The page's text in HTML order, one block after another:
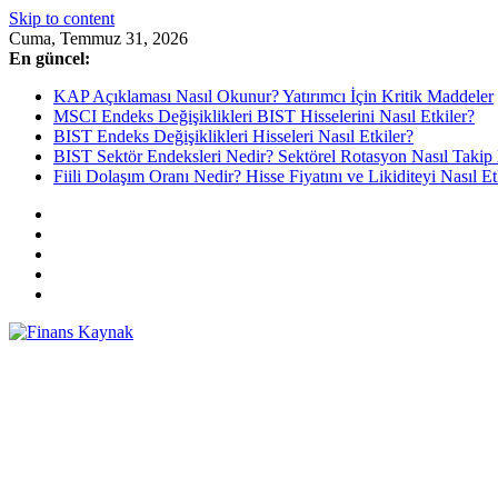
Skip to content
Cuma, Temmuz 31, 2026
En güncel:
KAP Açıklaması Nasıl Okunur? Yatırımcı İçin Kritik Maddeler
MSCI Endeks Değişiklikleri BIST Hisselerini Nasıl Etkiler?
BIST Endeks Değişiklikleri Hisseleri Nasıl Etkiler?
BIST Sektör Endeksleri Nedir? Sektörel Rotasyon Nasıl
Fiili Dolaşım Oranı Nedir? Hisse Fiyatını ve Likiditeyi Nasıl